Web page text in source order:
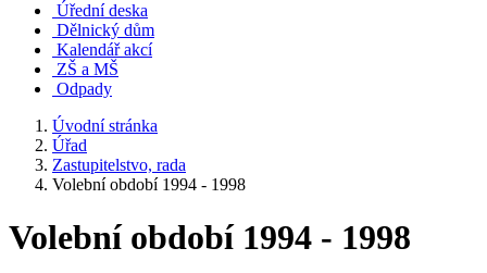
Úřední deska
Dělnický dům
Kalendář akcí
ZŠ a MŠ
Odpady
Úvodní stránka
Úřad
Zastupitelstvo, rada
Volební období 1994 - 1998
Volební období 1994 - 1998